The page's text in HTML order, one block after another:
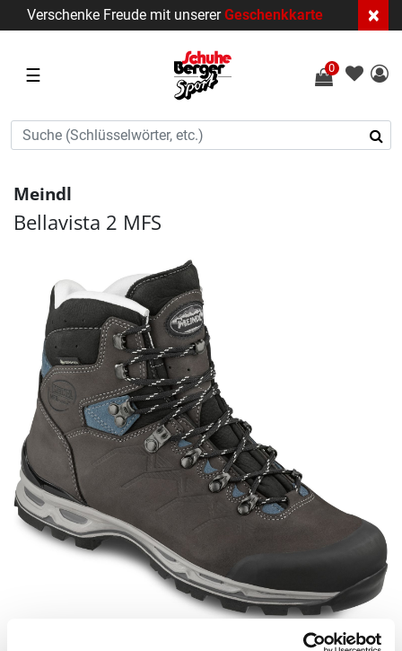
Verschenke Freude mit unsererGeschenkkarte ×
☰ 0
Meindl
Bellavista 2 MFS